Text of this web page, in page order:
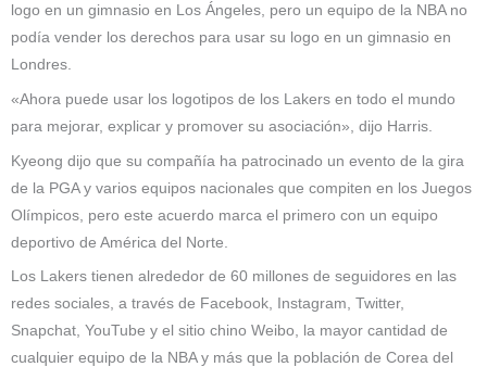
logo en un gimnasio en Los Ángeles, pero un equipo de la NBA no
podía vender los derechos para usar su logo en un gimnasio en
Londres.
«Ahora puede usar los logotipos de los Lakers en todo el mundo
para mejorar, explicar y promover su asociación», dijo Harris.
Kyeong dijo que su compañía ha patrocinado un evento de la gira
de la PGA y varios equipos nacionales que compiten en los Juegos
Olímpicos, pero este acuerdo marca el primero con un equipo
deportivo de América del Norte.
Los Lakers tienen alrededor de 60 millones de seguidores en las
redes sociales, a través de Facebook, Instagram, Twitter,
Snapchat, YouTube y el sitio chino Weibo, la mayor cantidad de
cualquier equipo de la NBA y más que la población de Corea del